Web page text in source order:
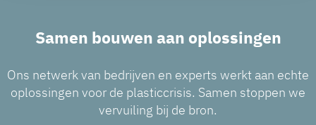
Samen bouwen aan oplossingen
Ons netwerk van bedrijven en experts werkt aan echte
oplossingen voor de plasticcrisis. Samen stoppen we
vervuiling bij de bron.